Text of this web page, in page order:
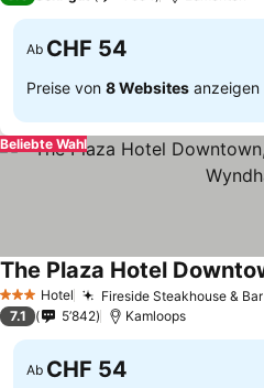
Ab CHF 54
Preise von 8 Websites anzeigen
Beliebte Wahl
3 SterneHotel Fireside Steakhouse & Bar
7.1 5’842 Kamloops
Ab CHF 54